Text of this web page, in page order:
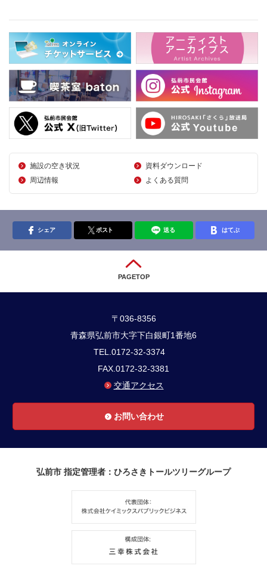
施設の空き状況
資料ダウンロード
周辺情報
よくある質問
シェア ポスト 送る はてぶ
PAGETOP
〒036-8356
青森県弘前市大字下白銀町1番地6
TEL.0172-32-3374
FAX.0172-32-3381
交通アクセス
お問い合わせ
弘前市 指定管理者：ひろさきトールツリーグループ